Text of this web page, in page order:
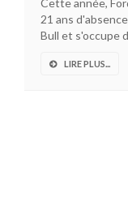
Cette année,
21 ans
Bull et s'occupe
LIRE PLUS...